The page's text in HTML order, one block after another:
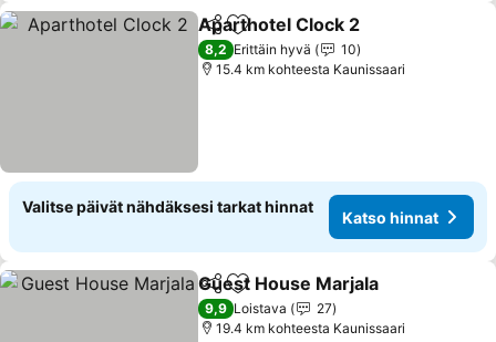
Jaa Lisää suosikkeihin
Aparthotel Clock 2
8,2 Erittäin hyvä
10
15.4 km kohteesta Kaunissaari
Valitse päivät nähdäksesi tarkat hinnat
Katso hinnat
Jaa Lisää suosikkeihin
Guest House Marjala
9,9 Loistava
27
19.4 km kohteesta Kaunissaari